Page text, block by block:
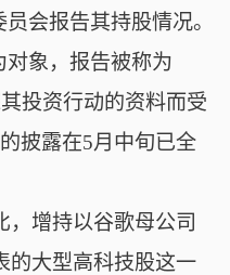
会报告其持股情况。
对象，报告被称为
投资行动的资料而受
披露在5月中旬已全
，增持以谷歌母公司
的大型高科技股这一